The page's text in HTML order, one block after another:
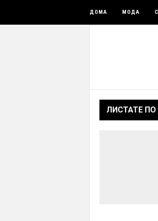
ДОМА МОДА
ЛИСТАТЕ ПО